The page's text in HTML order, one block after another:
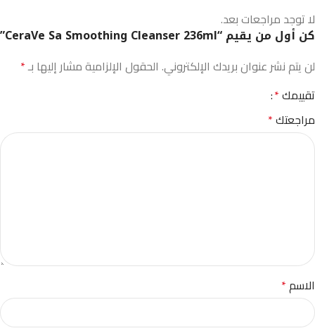
لا توجد مراجعات بعد.
كن أول من يقيم “CeraVe Sa Smoothing Cleanser 236ml”
لن يتم نشر عنوان بريدك الإلكتروني. الحقول الإلزامية مشار إليها بـ*
تقييمك*
مراجعتك*
الاسم*